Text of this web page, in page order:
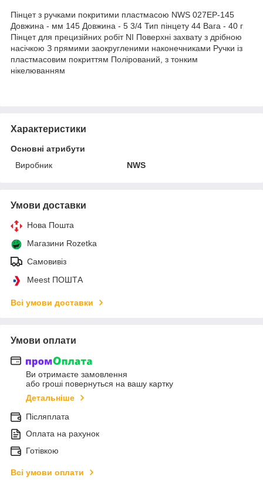
Пінцет з ручками покритими пластмасою NWS 027EP-145
Довжина - мм 145 Довжина - 5 3/4 Тип пінцету 44 Вага - 40 г
Пінцет для прецизійних робіт NI Поверхні захвату з дрібною
насічкою З прямими заокругленими наконечниками Ручки із
пластмасовим покриттям Полірований, з тонким
нікелюванням
Характеристики
Основні атрибути
Виробник
NWS
Умови доставки
Нова Пошта
Магазини Rozetka
Самовивіз
Meest ПОШТА
Всі умови доставки
Умови оплати
Ви отримаєте замовлення
або гроші повернуться на вашу картку
Детальніше
Післяплата
Оплата на рахунок
Готівкою
Всі умови оплати